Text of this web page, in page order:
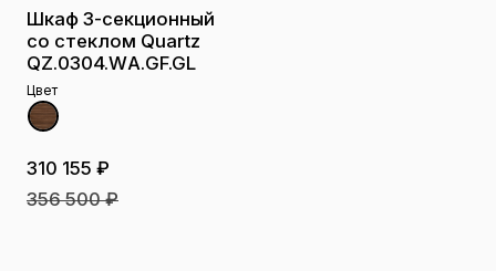
Шкаф 3-секционный
со стеклом Quartz
QZ.0304.WА.GF.GL
Цвет
310 155 ₽
356 500 ₽